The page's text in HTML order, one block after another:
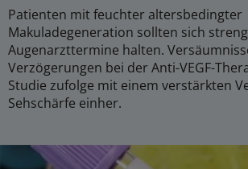
Patienten mit feuchter altersbedingter
Makuladegeneration sollten sich
Augenarzttermine halten.
Verzögerungen bei der Anti-VEGF-
Studie zufolge mit einem verstärkten
Sehschärfe einher.